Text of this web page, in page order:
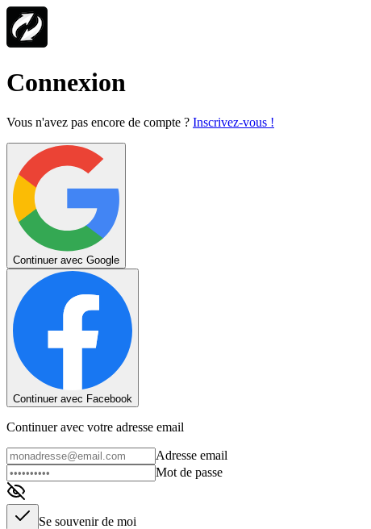
Connexion
Vous n'avez pas encore de compte ? Inscrivez-vous !
Continuer avec Google
Continuer avec Facebook
Continuer avec votre adresse email
Adresse email
Mot de passe
Se souvenir de moi